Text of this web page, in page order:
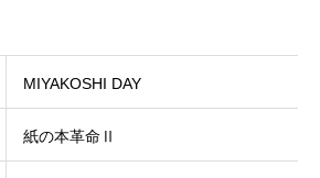
MIYAKOSHI DAY
紙の本革命Ⅱ